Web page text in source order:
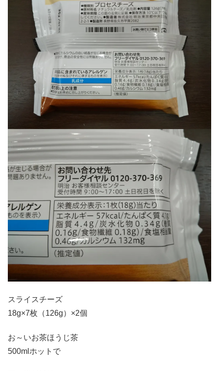
スライスチーズ
18g×7枚（126g）×2個
お～いお茶ほうじ茶
500mlホットで